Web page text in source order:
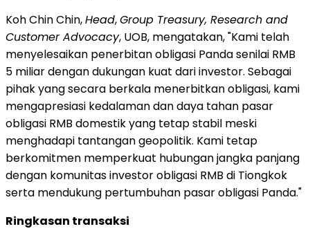
Koh Chin Chin,Head,Group Treasury, Research and
Customer Advocacy, UOB, mengatakan, "Kami telah
menyelesaikan penerbitan obligasi Panda senilai RMB
5 miliar dengan dukungan kuat dari investor. Sebagai
pihak yang secara berkala menerbitkan obligasi, kami
mengapresiasi kedalaman dan daya tahan pasar
obligasi RMB domestik yang tetap stabil meski
menghadapi tantangan geopolitik. Kami tetap
berkomitmen memperkuat hubungan jangka panjang
dengan komunitas investor obligasi RMB di Tiongkok
serta mendukung pertumbuhan pasar obligasi Panda."
Ringkasan transaksi